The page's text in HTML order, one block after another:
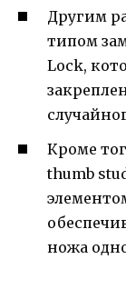
Другим
типом
Lock,
Кроме
thumb
ножа